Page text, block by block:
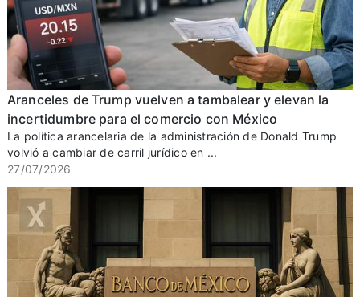
Aranceles de Trump vuelven a tambalear y elevan la
incertidumbre para el comercio con México
La política arancelaria de la administración de Donald Trump
volvió a cambiar de carril jurídico en ...
27/07/2026